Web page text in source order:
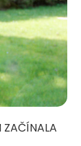
ZAČÍNALA